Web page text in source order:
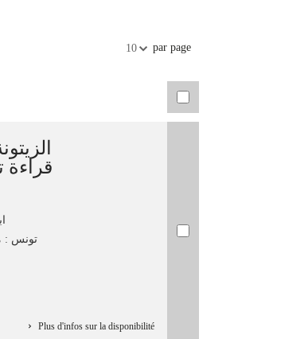
10 par page
قراءة
تونس :
Plus d'infos sur la disponibilité